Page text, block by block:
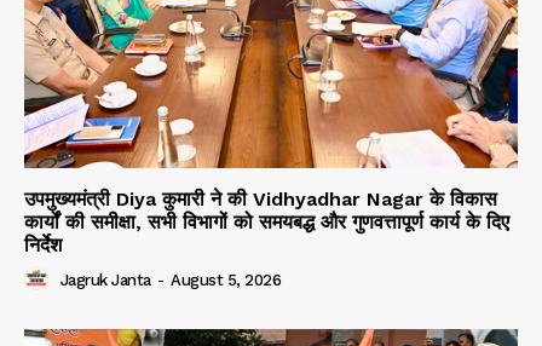
उपमुख्यमंत्री Diya कुमारी ने की Vidhyadhar Nagar के विकास
कार्यों की समीक्षा, सभी विभागों को समयबद्ध और गुणवत्तापूर्ण कार्य के दिए
निर्देश
Jagruk Janta - August 5, 2026